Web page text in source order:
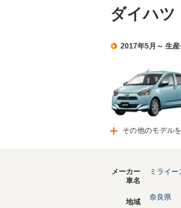
ダイハツ
2017年5月～ 生
その他のモデル
メーカー
車名
ミライー
地域
奈良県